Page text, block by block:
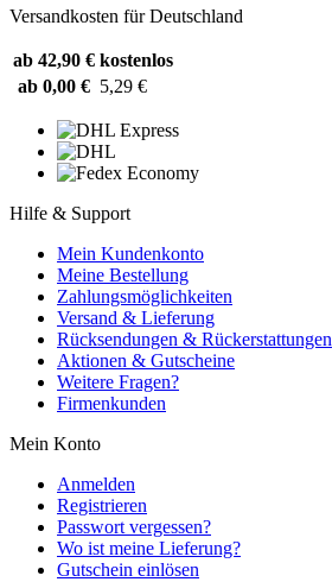
Versandkosten für Deutschland
ab 42,90 € kostenlos
ab 0,00 € 5,29 €
Hilfe & Support
Mein Kundenkonto
Meine Bestellung
Zahlungsmöglichkeiten
Versand & Lieferung
Rücksendungen & Rückerstattungen
Aktionen & Gutscheine
Weitere Fragen?
Firmenkunden
Mein Konto
Anmelden
Registrieren
Passwort vergessen?
Wo ist meine Lieferung?
Gutschein einlösen